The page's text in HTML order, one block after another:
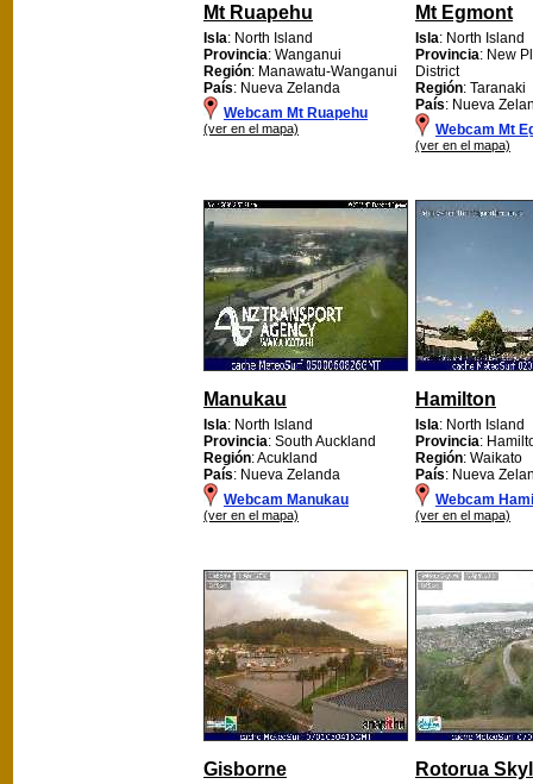
Mt Ruapehu
Isla: North Island
Provincia: Wanganui
Región: Manawatu-Wanganui
País: Nueva Zelanda
Webcam Mt Ruapehu
(ver en el mapa)
Mt Egmont
Isla: North Island
Provincia: New
District
Región: Taranaki
País: Nueva
Webcam Mt
(ver en el mapa)
Manukau
Isla: North Island
Provincia: South Auckland
Región: Acukland
País: Nueva Zelanda
Webcam Manukau
(ver en el mapa)
Hamilton
Isla: North Island
Provincia:
Región: Waikato
País: Nueva
Webcam
(ver en el mapa)
Gisborne Rotorua